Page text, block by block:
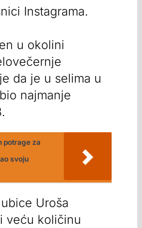
Instagrama.
u okolini
da je u selima u
najmanje
potrage za
svoju
Uroša
veću količinu